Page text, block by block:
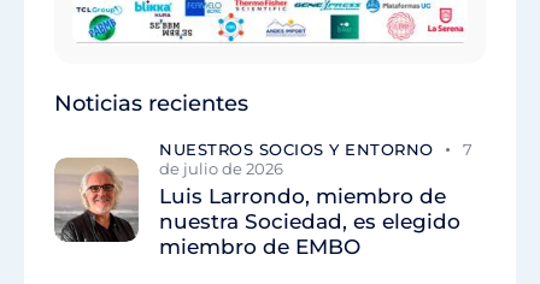
Noticias recientes
NUESTROS SOCIOS Y ENTORNO
7
de julio de 2026
Luis Larrondo, miembro de
nuestra Sociedad, es elegido
miembro de EMBO